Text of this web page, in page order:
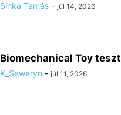
Sinka Tamás - júl 14, 2026
Biomechanical Toy teszt
K_Seweryn - júl 11, 2026